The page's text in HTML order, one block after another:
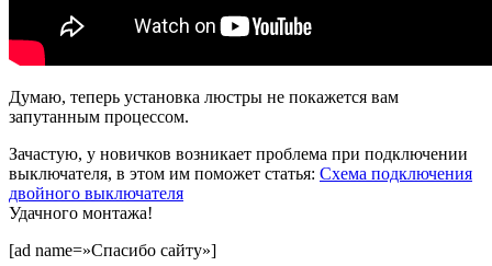
Думаю, теперь установка люстры не покажется вам
запутанным процессом.
Зачастую, у новичков возникает проблема при подключении
выключателя, в этом им поможет статья: Схема подключения
двойного выключателя
Удачного монтажа!
[ad name=»Спасибо сайту»]